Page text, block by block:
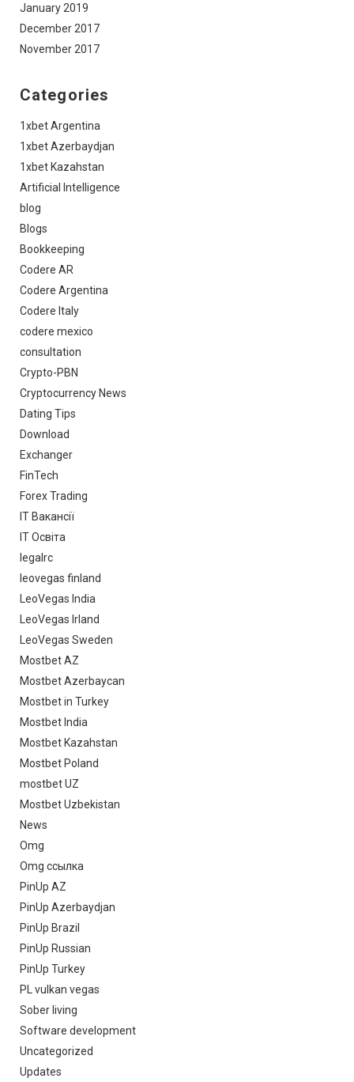
January 2019
December 2017
November 2017
Categories
1xbet Argentina
1xbet Azerbaydjan
1xbet Kazahstan
Artificial Intelligence
blog
Blogs
Bookkeeping
Codere AR
Codere Argentina
Codere Italy
codere mexico
consultation
Crypto-PBN
Cryptocurrency News
Dating Tips
Download
Exchanger
FinTech
Forex Trading
IT Вакансії
IT Освіта
legalrc
leovegas finland
LeoVegas India
LeoVegas Irland
LeoVegas Sweden
Mostbet AZ
Mostbet Azerbaycan
Mostbet in Turkey
Mostbet India
Mostbet Kazahstan
Mostbet Poland
mostbet UZ
Mostbet Uzbekistan
News
Omg
Omg ссылка
PinUp AZ
PinUp Azerbaydjan
PinUp Brazil
PinUp Russian
PinUp Turkey
PL vulkan vegas
Sober living
Software development
Uncategorized
Updates